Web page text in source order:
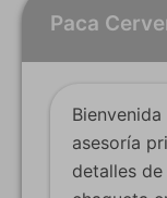
Paca
asesoría
detalles